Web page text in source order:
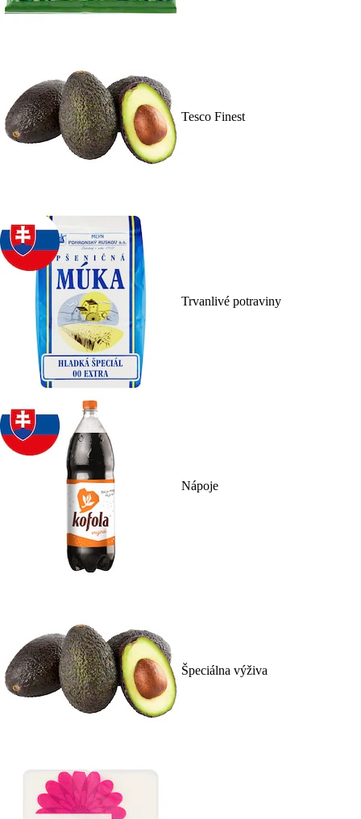
Tesco Finest
Trvanlivé potraviny
Nápoje
Špeciálna výživa